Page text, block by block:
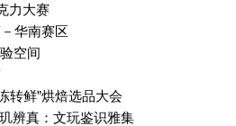
力大赛
华南赛区
空间
转鲜”烘焙选品大会
辨真：文玩鉴识雅集